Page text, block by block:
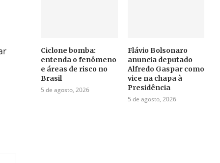
Ciclone bomba:
entenda o fenômeno
e áreas de risco no
Brasil
5 de agosto, 2026
Flávio Bolsonaro
anuncia deputado
Alfredo Gaspar como
vice na chapa à
Presidência
5 de agosto, 2026